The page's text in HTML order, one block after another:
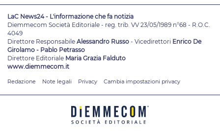
LaC News24 - L'informazione che fa notizia
Diemmecom Società Editoriale - reg. trib. VV 23/05/1989 n°68 - R.O.C.
4049
Direttore Responsabile Alessandro Russo - Vicedirettori Enrico De
Girolamo - Pablo Petrasso
Direttore Editoriale Maria Grazia Falduto
www.diemmecom.it
Redazione Note legali Privacy Cambia impostazioni privacy